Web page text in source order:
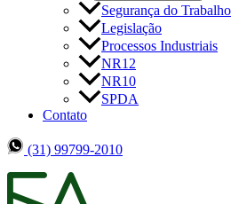
Segurança do Trabalho
Legislação
Processos Industriais
NR12
NR10
SPDA
Contato
(31) 99799-2010